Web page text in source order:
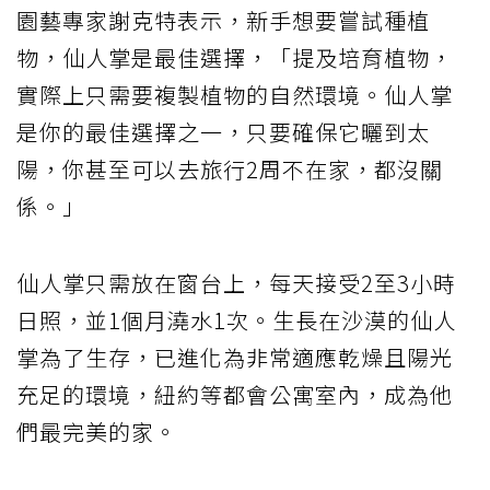
園藝專家謝克特表示，新手想要嘗試種植
物，仙人掌是最佳選擇，「提及培育植物，
實際上只需要複製植物的自然環境。仙人掌
是你的最佳選擇之一，只要確保它曬到太
陽，你甚至可以去旅行2周不在家，都沒關
係。」
仙人掌只需放在窗台上，每天接受2至3小時
日照，並1個月澆水1次。生長在沙漠的仙人
掌為了生存，已進化為非常適應乾燥且陽光
充足的環境，紐約等都會公寓室內，成為他
們最完美的家。